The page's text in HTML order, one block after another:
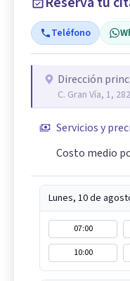
Teléfono
Dirección
C. Gran Vía, 1,
Servicios y
Costo medio
Lunes, 10 de
07:00
10:00